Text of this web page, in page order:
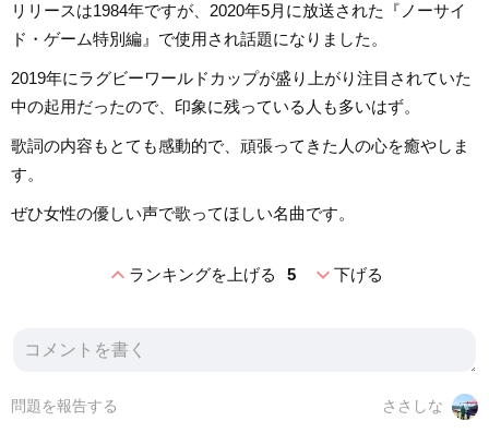
リリースは1984年ですが、2020年5月に放送された『ノーサイ
ド・ゲーム特別編』で使用され話題になりました。
2019年にラグビーワールドカップが盛り上がり注目されていた
中の起用だったので、印象に残っている人も多いはず。
歌詞の内容もとても感動的で、頑張ってきた人の心を癒やしま
す。
ぜひ女性の優しい声で歌ってほしい名曲です。
expand_lessランキングを上げる 5 expand_more下げる
ささしな
問題を報告する